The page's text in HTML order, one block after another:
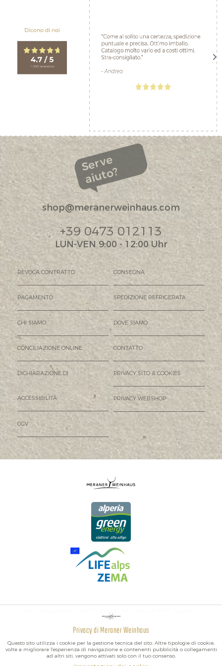
Serve
aiuto?
shop@meranerweinhaus.com
+39 0473 012113
LUN-VEN 9:00 - 12:00 Uhr
REVOCA CONTRATTO CONSEGNA
PAGAMENTO SPEDIZIONE REFRIGERATA
CHI SIAMO DOVE SIAMO
CONCILIAZIONE ONLINE CONTATTO
DICHIARAZIONE DI
ACCESSIBILITÀ
PRIVACY SITO & COOKIES
PRIVACY WEBSHOP
CGV
I MIGLIORI VINI DELL'ALTO ADIGE, DELL'ITALIA E DEL MONDO.
Privacy di Meraner Weinhaus
Questo sito utilizza i cookie per la gestione tecnica del sito. Altre tipologie di cookie,
volte a migliorare l'esperienza di navigazione e contenenti pubblicità o collegamenti
ad altri siti, vengono attivati solo con il tuo consenso.